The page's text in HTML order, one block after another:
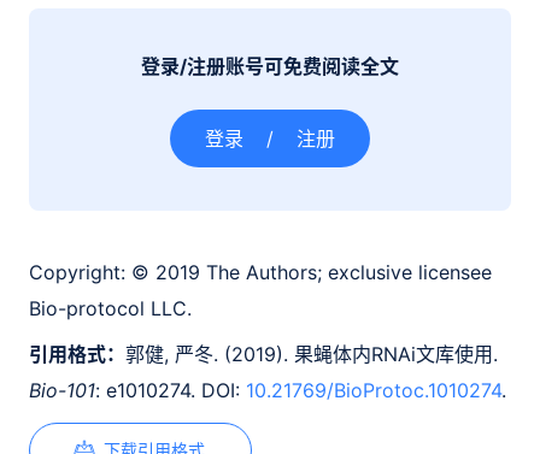
登录/注册账号可免费阅读全文
登录 / 注册
Copyright: © 2019 The Authors; exclusive licensee
Bio-protocol LLC.
引用格式： 郭健, 严冬. (2019). 果蝇体内RNAi文库使用.
Bio-101: e1010274. DOI: 10.21769/BioProtoc.1010274.
下载引用格式